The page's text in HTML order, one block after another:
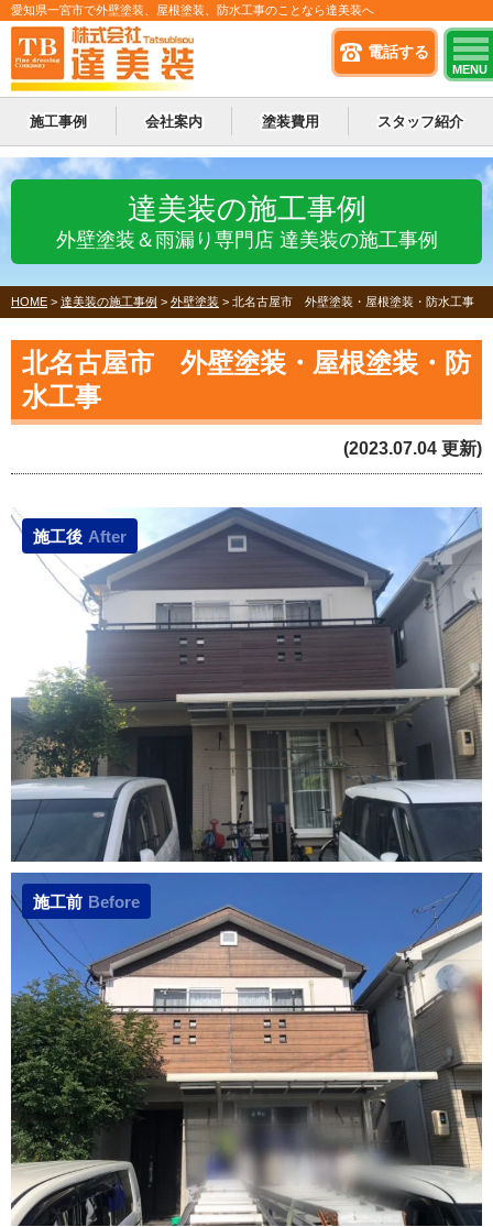
電話する
MENU
愛知県一宮市で外壁塗装、屋根塗装、防水工事のことなら達美装へ
施工事例 会社案内 塗装費用 スタッフ紹介
達美装の施工事例
外壁塗装＆雨漏り専門店 達美装の施工事例
HOME > 達美装の施工事例 > 外壁塗装 > 北名古屋市 外壁塗装・屋根塗装・防水工事
北名古屋市 外壁塗装・屋根塗装・防
水工事
(2023.07.04 更新)
施工後 After
施工前 Before